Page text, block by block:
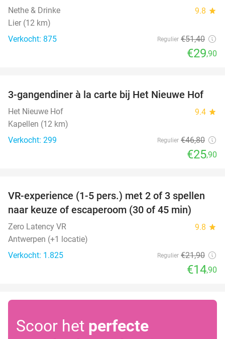
Nethe & Drinke 9.8 star
Lier (12 km)
Verkocht: 875
Regulier €51,40
€29,90
45%
3-gangendiner à la carte bij Het Nieuwe Hof
Het Nieuwe Hof 9.4 star
Kapellen (12 km)
Verkocht: 299
Regulier €46,80
€25,90
32%
VR-experience (1-5 pers.) met 2 of 3 spellen
naar keuze of escaperoom (30 of 45 min)
Zero Latency VR 9.8 star
Antwerpen (+1 locatie)
Verkocht: 1.825
Regulier €21,90
€14,90
Scoor het perfecte